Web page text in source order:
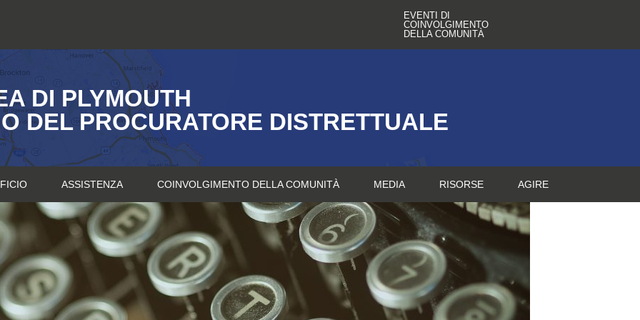
EVENTI DI
COINVOLGIMENTO
DELLA COMUNITÀ
DI PLYMOUTH
DEL PROCURATORE DISTRETTUALE
ASSISTENZA COINVOLGIMENTO DELLA COMUNITÀ MEDIA RISORSE AGIRE